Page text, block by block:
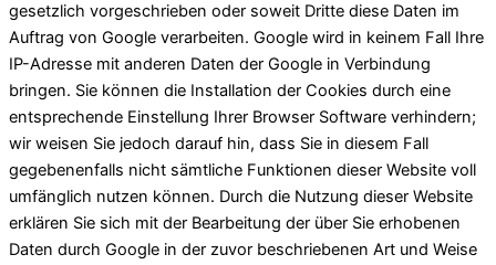
gesetzlich vorgeschrieben oder soweit Dritte diese Daten im
Auftrag von Google verarbeiten. Google wird in keinem Fall Ihre
IP-Adresse mit anderen Daten der Google in Verbindung
bringen. Sie können die Installation der Cookies durch eine
entsprechende Einstellung Ihrer Browser Software verhindern;
wir weisen Sie jedoch darauf hin, dass Sie in diesem Fall
gegebenenfalls nicht sämtliche Funktionen dieser Website voll
umfänglich nutzen können. Durch die Nutzung dieser Website
erklären Sie sich mit der Bearbeitung der über Sie erhobenen
Daten durch Google in der zuvor beschriebenen Art und Weise